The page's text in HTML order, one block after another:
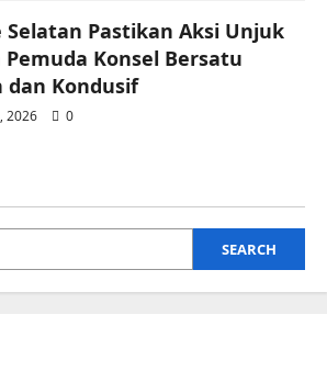
Selatan Pastikan Aksi Unjuk
Pemuda Konsel Bersatu
dan Kondusif
2026 0
SEARCH